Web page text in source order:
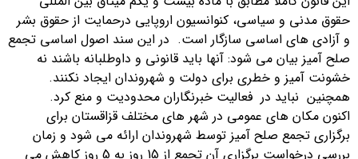
حقوق مدنی و سیاسی، کنوانسیون اروپایی درحمایت از حقوق بشر
و آزادی های اساسی سازگار است. در این سند اصول اساسی تجمع
صلح آمیز بیان می شود: آنها باید قانونی و داوطلبانه باشند نه
خشونت آمیز و خطری برای دولت و شهروندان ایجاد نکنند.
همچنین نباید در فعالیت خبرنگاران محدودیت و منع کرد.
اکنون مکان های عمومی در شهر های مختلف قزاقستان برای
برگزاری تجمع صلح آمیز توسط شهروندان ارائه می شود و زمان
بررسی درخواست برگزاری آن تجمع از 15 روز به 5 روز کاهش می